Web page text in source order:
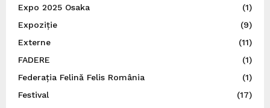
Expo 2025 Osaka
(1)
Expoziție
(9)
Externe
(11)
FADERE
(1)
Federația Felină Felis România
(1)
Festival
(17)